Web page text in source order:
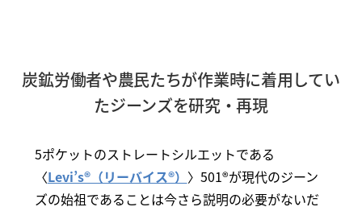
炭鉱労働者や農民たちが作業時に着用してい
たジーンズを研究・再現
5ポケットのストレートシルエットである
〈Levi’s®（リーバイス®） 〉501®が現代のジーン
ズの始祖であることは今さら説明の必要がないだ